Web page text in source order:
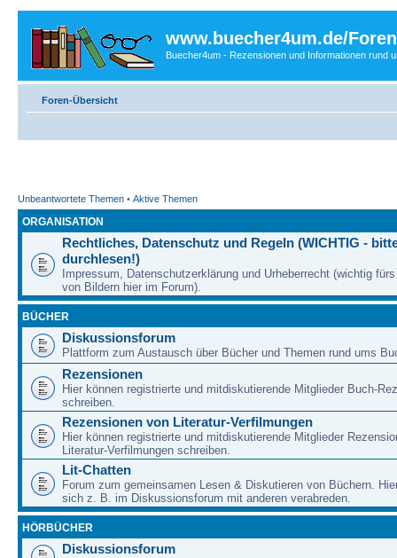
www.buecher4um.de/Foren
Buecher4um - Rezensionen und Informationen rund
Foren-Übersicht
Unbeantwortete Themen • Aktive Themen
ORGANISATION
Rechtliches, Datenschutz und Regeln (WICHTIG -
durchlesen!)
Impressum, Datenschutzerklärung und Urheberrecht (wichtig
von Bildern hier im Forum).
BÜCHER
Diskussionsforum
Plattform zum Austausch über Bücher und Themen rund ums
Rezensionen
Hier können registrierte und mitdiskutierende Mitglieder Buch-
schreiben.
Rezensionen von Literatur-Verfilmungen
Hier können registrierte und mitdiskutierende Mitglieder
Literatur-Verfilmungen schreiben.
Lit-Chatten
Forum zum gemeinsamen Lesen & Diskutieren von Büchern.
sich z. B. im Diskussionsforum mit anderen verabreden.
HÖRBÜCHER
Diskussionsforum